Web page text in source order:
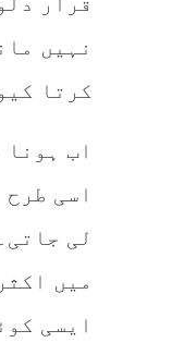
نہیں
کرتا
اب
اسی
لی
میں
ایسی